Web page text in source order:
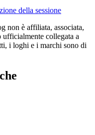
della sessione
non è affiliata, associata,
ufficialmente collegata a
i loghi e i marchi sono di